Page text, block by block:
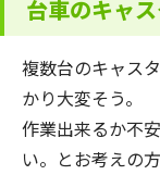
台車のキャ
複数台のキャス
かり大変そう。
作業出来るか不
い。とお考えの